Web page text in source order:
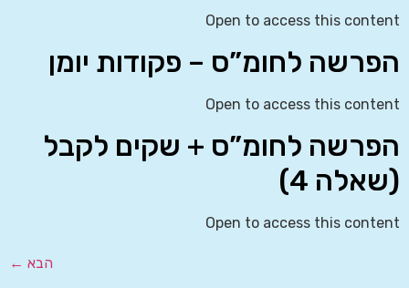
Open to access this content
הפרשה לחומ”ס – פקודות יומן
Open to access this content
הפרשה לחומ”ס + שקים לקבל
(שאלה 4)
Open to access this content
הבא ←